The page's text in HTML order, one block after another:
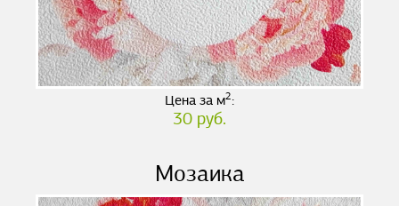
Цена за м2:
30 руб.
Мозаика